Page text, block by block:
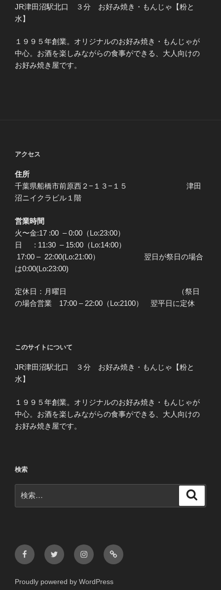
JR津田沼駅北口 ３分 お好み焼き・もんじゃ【粉と
水】
１９９５年創業。オリジナルのお好み焼き・もんじゃが
中心。お酒を楽しみながらの食事ができる、大人向けの
お好み焼き屋です。
アクセス
住所
千葉県船橋市前原西２−１３−１５ 津田
沼ニイクラビル１階
営業時間
火〜金:17 :00 – 0:00（Lo:23:00）
日 : 11:30 – 15:00（Lo:14:00）
17:00 – 22:00(Lo:21:00） 翌日が祭日の場合
は0:00(Lo:23:00)
定休日：月曜日 （祭日
の場合営業 17:00 – 22:00（Lo:2100） 翌平日に定休
このサイトについて
JR津田沼駅北口 ３分 お好み焼き・もんじゃ【粉と
水】
１９９５年創業。オリジナルのお好み焼き・もんじゃが
中心。お酒を楽しみながらの食事ができる、大人向けの
お好み焼き屋です。
検索
索:
FacebookTwitter Instagram
メ
ー
Proudly powered by WordPress